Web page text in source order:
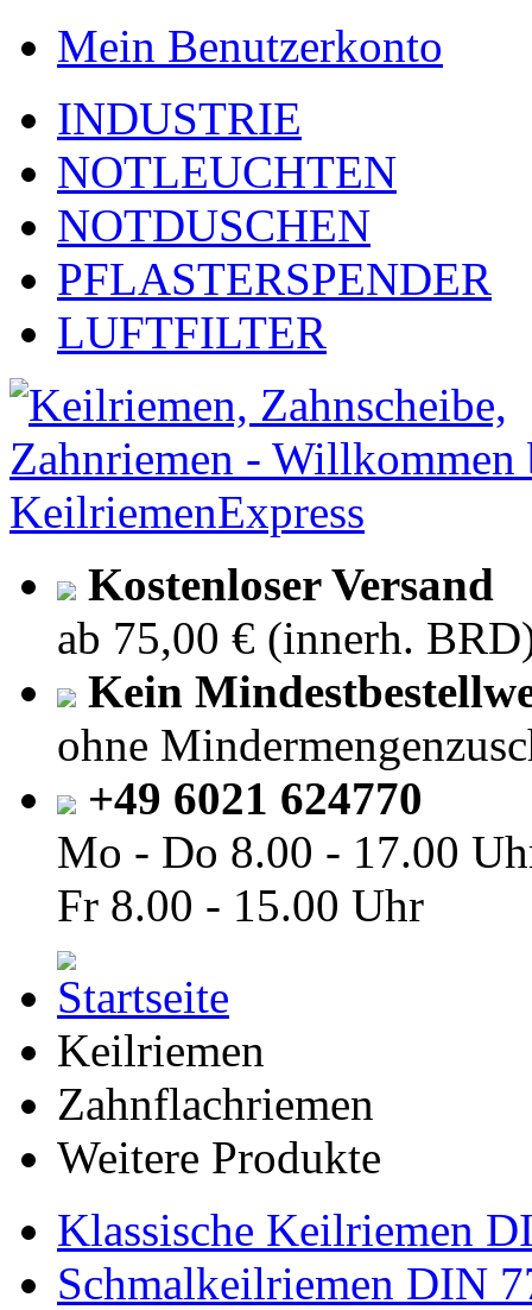
Mein Benutzerkonto
INDUSTRIE
NOTLEUCHTEN
NOTDUSCHEN
PFLASTERSPENDER
LUFTFILTER
Kostenloser Versand
ab 75,00 € (innerh.
Kein
ohne
+49 6021 624770
Mo - Do 8.00 - 17.00
Fr 8.00 - 15.00 Uhr
Keilriemen
Zahnflachriemen
Weitere Produkte
Klassische Keilriemen
Schmalkeilriemen DIN